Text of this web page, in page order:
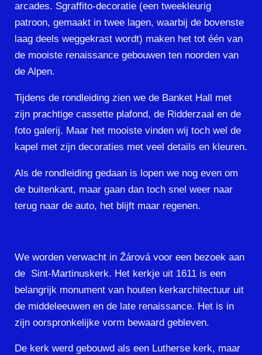
arcades. Sgraffito-decoratie (een tweekleurig
patroon, gemaakt in twee lagen, waarbij de bovenste
laag deels weggekrast wordt) maken het tot één van
de mooiste renaissance gebouwen ten noorden van
de Alpen.
Tijdens de rondleiding zien we de Banket Hall met
zijn prachtige cassette plafond, de Ridderzaal en de
foto galerij. Maar het mooiste vinden wij toch wel de
kapel met zijn decoraties met veel details en kleuren.
Als de rondleiding gedaan is lopen we nog even om
de buitenkant, maar gaan dan toch snel weer naar
terug naar de auto, het blijft maar regenen.
We worden verwacht in Žárová voor een bezoek aan
de Sint-Martinuskerk. Het kerkje uit 1611 is een
belangrijk monument van houten kerkarchitectuur uit
de middeleeuwen en de late renaissance. Het is in
zijn oorspronkelijke vorm bewaard gebleven.
De kerk werd gebouwd als een Lutherse kerk, maar